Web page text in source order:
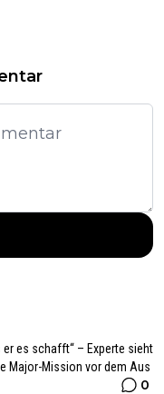
er es schafft“ – Experte sieht
Major-Mission vor dem Aus
0